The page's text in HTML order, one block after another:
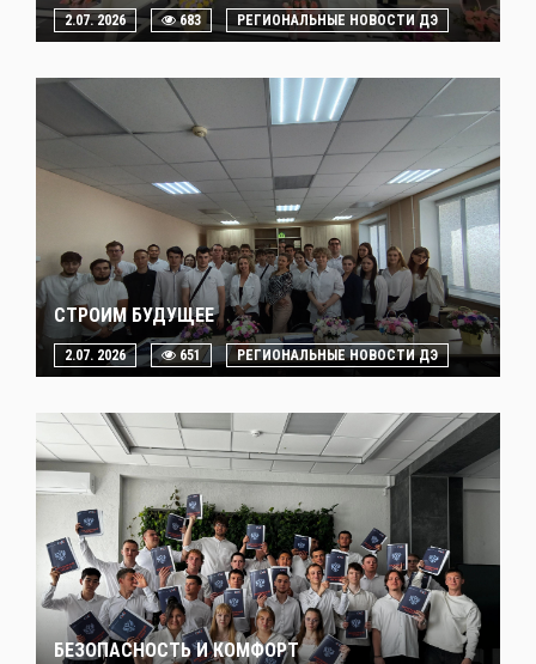
2.07. 2026 683 РЕГИОНАЛЬНЫЕ НОВОСТИ ДЭ
СТРОИМ БУДУЩЕЕ
2.07. 2026 651 РЕГИОНАЛЬНЫЕ НОВОСТИ ДЭ
БЕЗОПАСНОСТЬ И КОМФОРТ